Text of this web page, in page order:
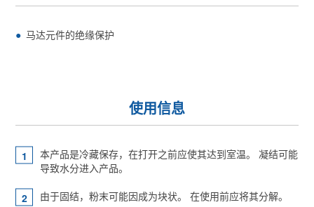
马达元件的绝缘保护
使用信息
本产品是冷藏保存，在打开之前应使其达到室温。 凝结可能
导致水分进入产品。
由于固结，粉末可能因成为块状。 在使用前应将其分解。